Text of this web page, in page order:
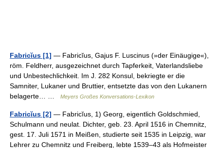
Fabricĭus [1] — Fabricĭus, Gajus F. Luscinus (»der Einäugige«),
röm. Feldherr, ausgezeichnet durch Tapferkeit, Vaterlandsliebe
und Unbestechlichkeit. Im J. 282 Konsul, bekriegte er die
Samniter, Lukaner und Bruttier, entsetzte das von den Lukanern
belagerte… …
Meyers Großes Konversations-Lexikon
Fabricĭus [2] — Fabricĭus, 1) Georg, eigentlich Goldschmied,
Schulmann und neulat. Dichter, geb. 23. April 1516 in Chemnitz,
gest. 17. Juli 1571 in Meißen, studierte seit 1535 in Leipzig, war
Lehrer zu Chemnitz und Freiberg, lebte 1539–43 als Hofmeister